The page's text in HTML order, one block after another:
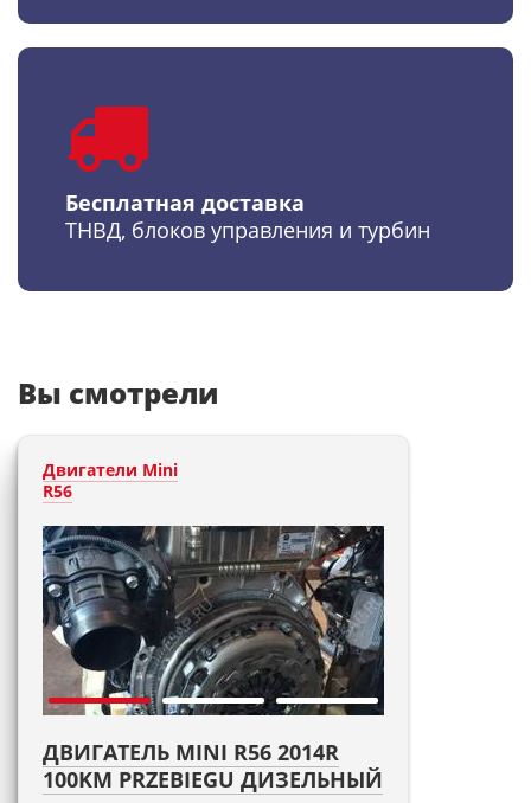
Бесплатная доставка
ТНВД, блоков управления и турбин
Вы смотрели
Двигатели Mini
R56
ДВИГАТЕЛЬ MINI R56 2014R
100KM PRZEBIEGU ДИЗЕЛЬНЫЙ